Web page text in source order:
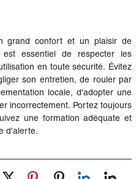
grand confort et un plaisir de
essentiel de respecter les
en toute sécurité. Évitez
son entretien, de rouler par
locale, d'adopter une
incorrectement. Portez toujours
une formation adéquate et
d'alerte.